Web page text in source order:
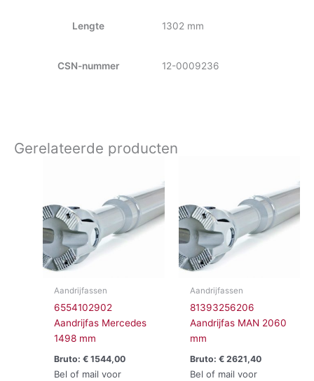
Lengte 1302 mm
CSN-nummer 12-0009236
Gerelateerde producten
Aandrijfassen
6554102902
Aandrijfas Mercedes
1498 mm
Bruto:€ 1544,00
Bel of mail voor
Aandrijfassen
81393256206
Aandrijfas MAN 2060
mm
Bruto: €2621,40
Bel of mail voor